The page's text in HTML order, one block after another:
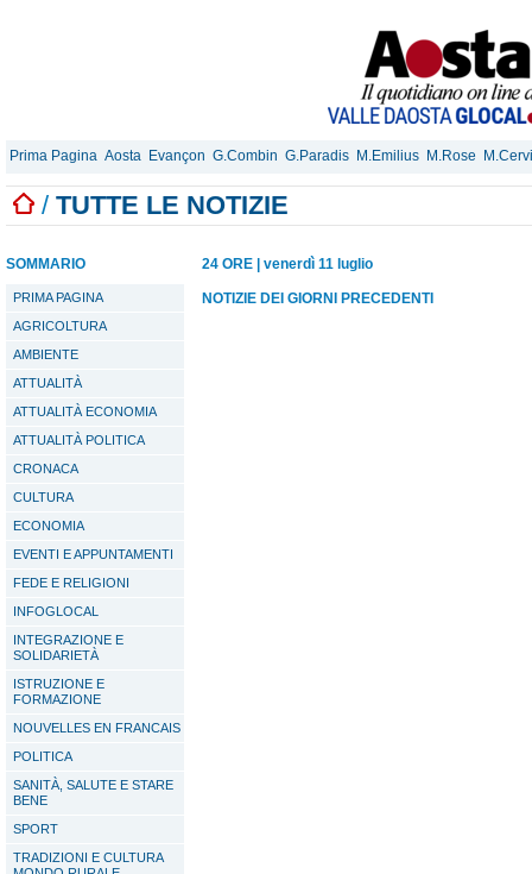
Prima Pagina Aosta Evançon G.Combin G.Paradis M.Emilius M.Rose
/ TUTTE LE NOTIZIE
SOMMARIO
PRIMA PAGINA
AGRICOLTURA
AMBIENTE
ATTUALITÀ
ATTUALITÀ ECONOMIA
ATTUALITÀ POLITICA
CRONACA
CULTURA
ECONOMIA
EVENTI E APPUNTAMENTI
FEDE E RELIGIONI
INFOGLOCAL
INTEGRAZIONE E
SOLIDARIETÀ
ISTRUZIONE E
FORMAZIONE
NOUVELLES EN FRANCAIS
POLITICA
SANITÀ, SALUTE E STARE
BENE
SPORT
TRADIZIONI E CULTURA
24 ORE venerdì 11 luglio
NOTIZIE DEI GIORNI PRECEDENTI